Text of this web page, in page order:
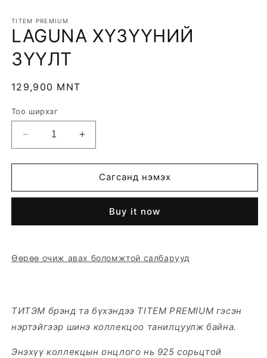
TITEM PREMIUM
LAGUNA ХҮЗҮҮНИЙ
ЗҮҮЛТ
Regular
129,900 MNT
Тоо ширхэг
Decrease
quantity
for
ХҮЗҮҮНИЙ
Increase
quantity
for
LAGUNA
ХҮЗҮҮНИЙ
Сагсанд нэмэх
Buy it now
Өөрөө очиж авах боломжтой салбарууд
ТИТЭМ брэнд та бүхэндээ TITEM PREMIUM гэсэн
нэртэйгээр шинэ коллекцоо танилцуулж байна.
Энэхүү коллекцын онцлого нь 925 сорьцтой